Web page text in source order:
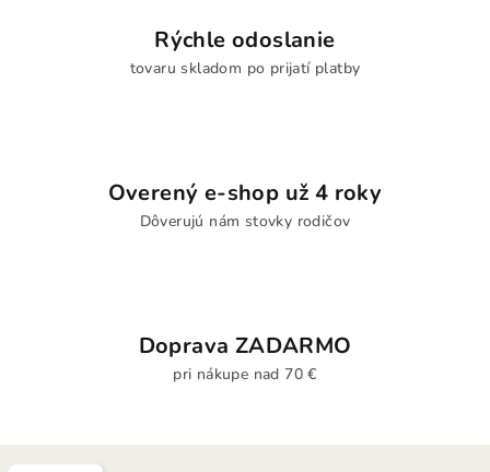
Rýchle odoslanie
tovaru skladom po prijatí platby
Overený e-shop už 4 roky
Dôverujú nám stovky rodičov
Doprava ZADARMO
pri nákupe nad 70 €